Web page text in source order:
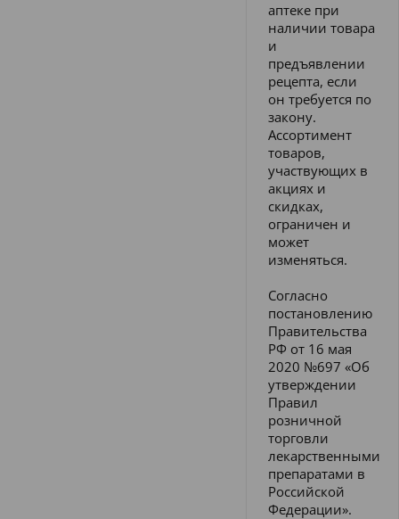
аптеке при
наличии товара
и
предъявлении
рецепта, если
он требуется по
закону.
Ассортимент
товаров,
участвующих в
акциях и
скидках,
ограничен и
может
изменяться.
Согласно
постановлению
Правительства
РФ от 16 мая
2020 №697 «Об
утверждении
Правил
розничной
торговли
лекарственными
препаратами в
Российской
Федерации».